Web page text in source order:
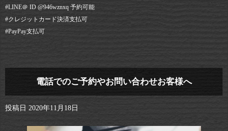
#LINE＠ ID @946wznxq 予約可能⠀
#クレジットカード決済支払可⠀
#PayPay支払可
電話でのご予約やお問い合わせお客様へ
投稿日 2020年11月18日